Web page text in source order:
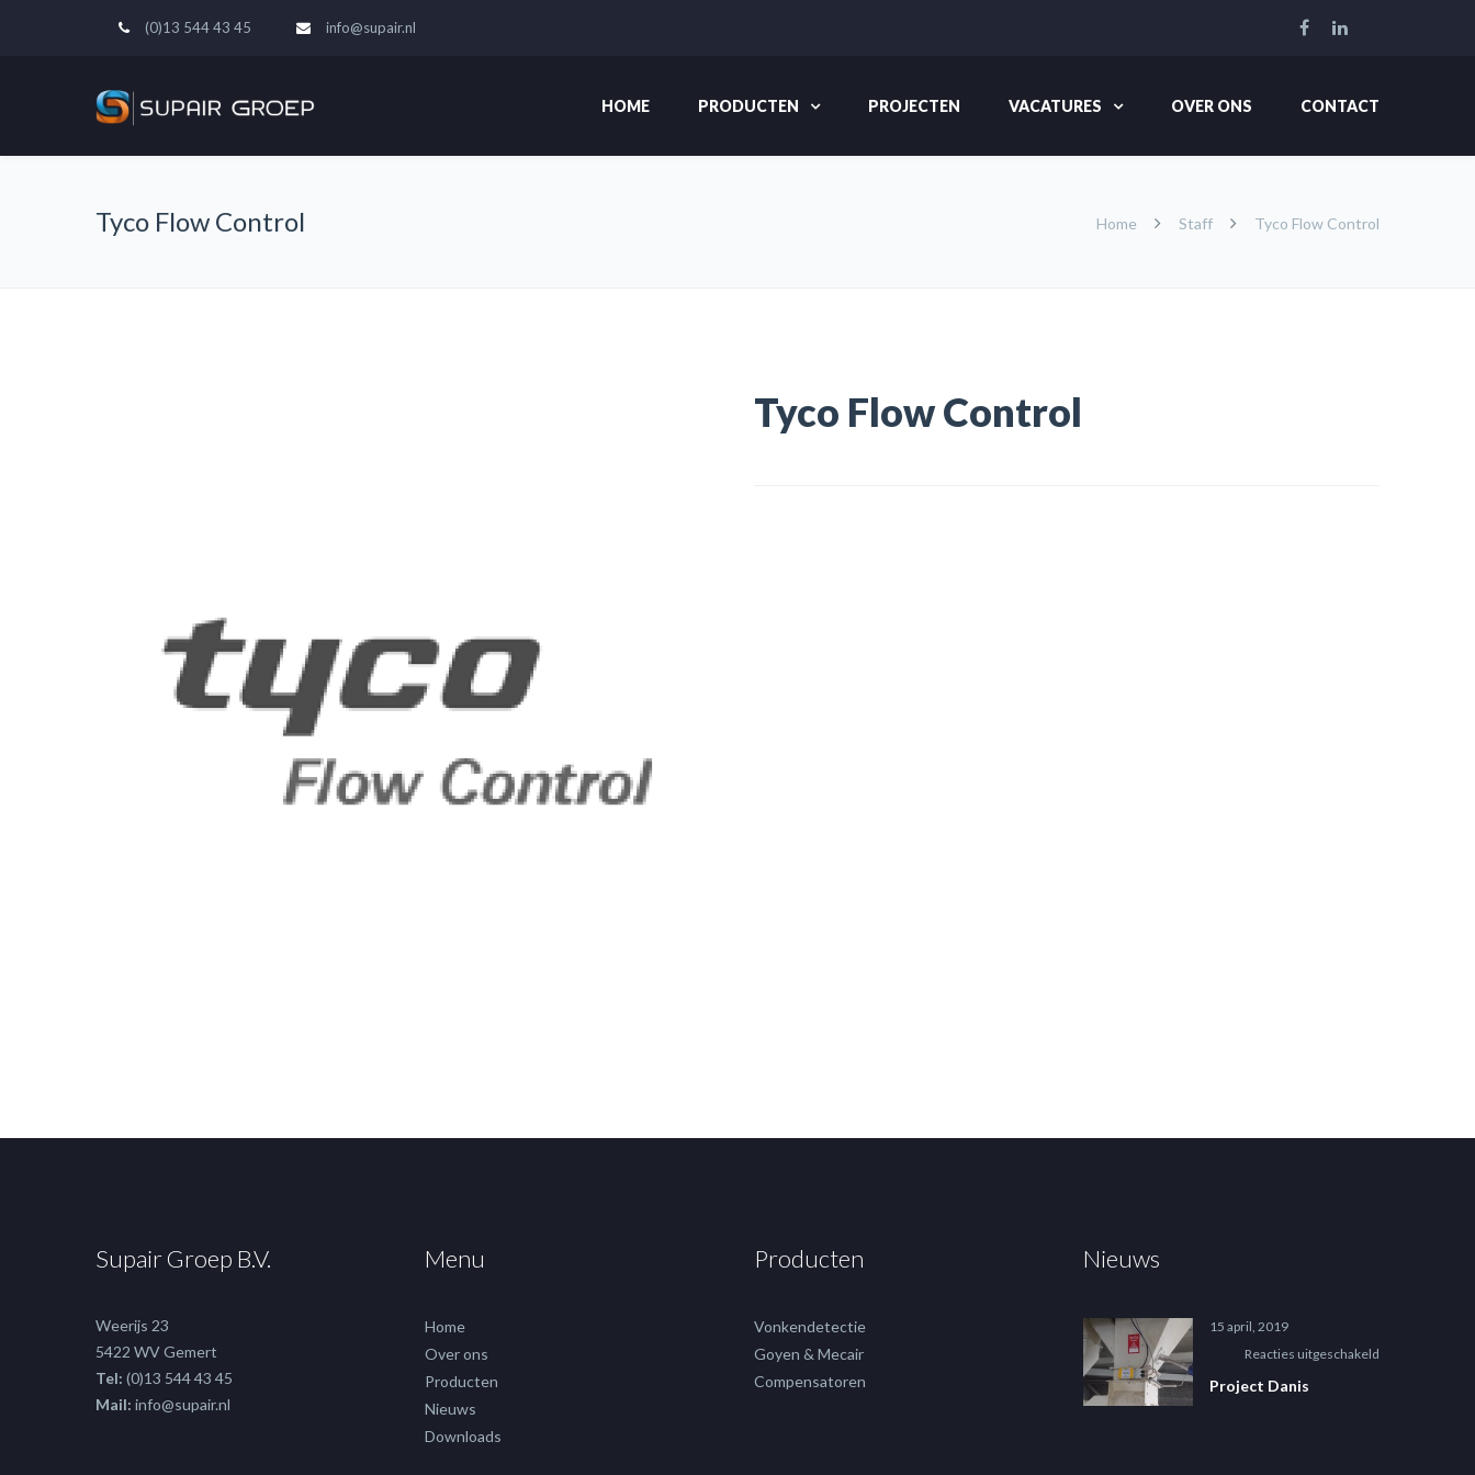
(0)13 544 43 45 info@supair.nl
HOME PRODUCTEN PROJECTEN VACATURES OVER ONS CONTACT
Tyco Flow Control Home Staff Tyco Flow Control
Tyco Flow Control
Supair Groep B.V.
Weerijs 23
5422 WV Gemert
Tel: (0)13 544 43 45
Mail: info@supair.nl
Menu
Home
Over ons
Producten
Nieuws
Downloads
Producten
Vonkendetectie
Goyen & Mecair
Compensatoren
Nieuws
15 april, 2019
Reacties uitgeschakeld
Project Danis